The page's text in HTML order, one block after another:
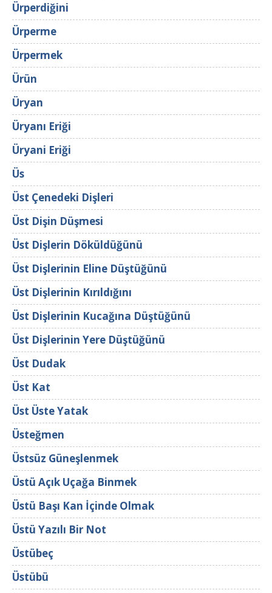
Ürperdiğini
Ürperme
Ürpermek
Ürün
Üryan
Üryanı Eriği
Üryani Eriği
Üs
Üst Çenedeki Dişleri
Üst Dişin Düşmesi
Üst Dişlerin Döküldüğünü
Üst Dişlerinin Eline Düştüğünü
Üst Dişlerinin Kırıldığını
Üst Dişlerinin Kucağına Düştüğünü
Üst Dişlerinin Yere Düştüğünü
Üst Dudak
Üst Kat
Üst Üste Yatak
Üsteğmen
Üstsüz Güneşlenmek
Üstü Açık Uçağa Binmek
Üstü Başı Kan İçinde Olmak
Üstü Yazılı Bir Not
Üstübeç
Üstübü